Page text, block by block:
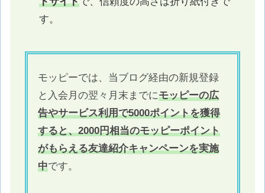
す。
モッピーでは、当ブログ経由の新規登録
と入会月の翌々月末までにモッピーの広
告やサービス利用で5000ポイントを獲得
すると、2000円相当のモッピーポイント
がもらえる友達紹介キャンペーンを実施
中です。